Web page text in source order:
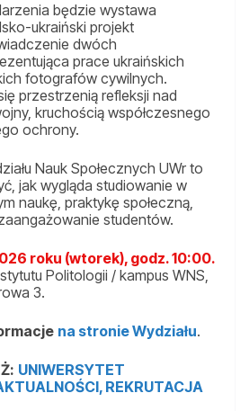
będzie wystawa
ukraiński projekt
dwóch
prace ukraińskich
fotografów cywilnych.
przestrzenią refleksji nad
kruchością współczesnego
ochrony.
Nauk Społecznych UWr to
jak wygląda studiowanie w
naukę, praktykę społeczną,
studentów.
roku (wtorek), godz. 10:00.
Politologii / kampus WNS,
3.
na stronie Wydziału.
UNIWERSYTET
REKRUTACJA